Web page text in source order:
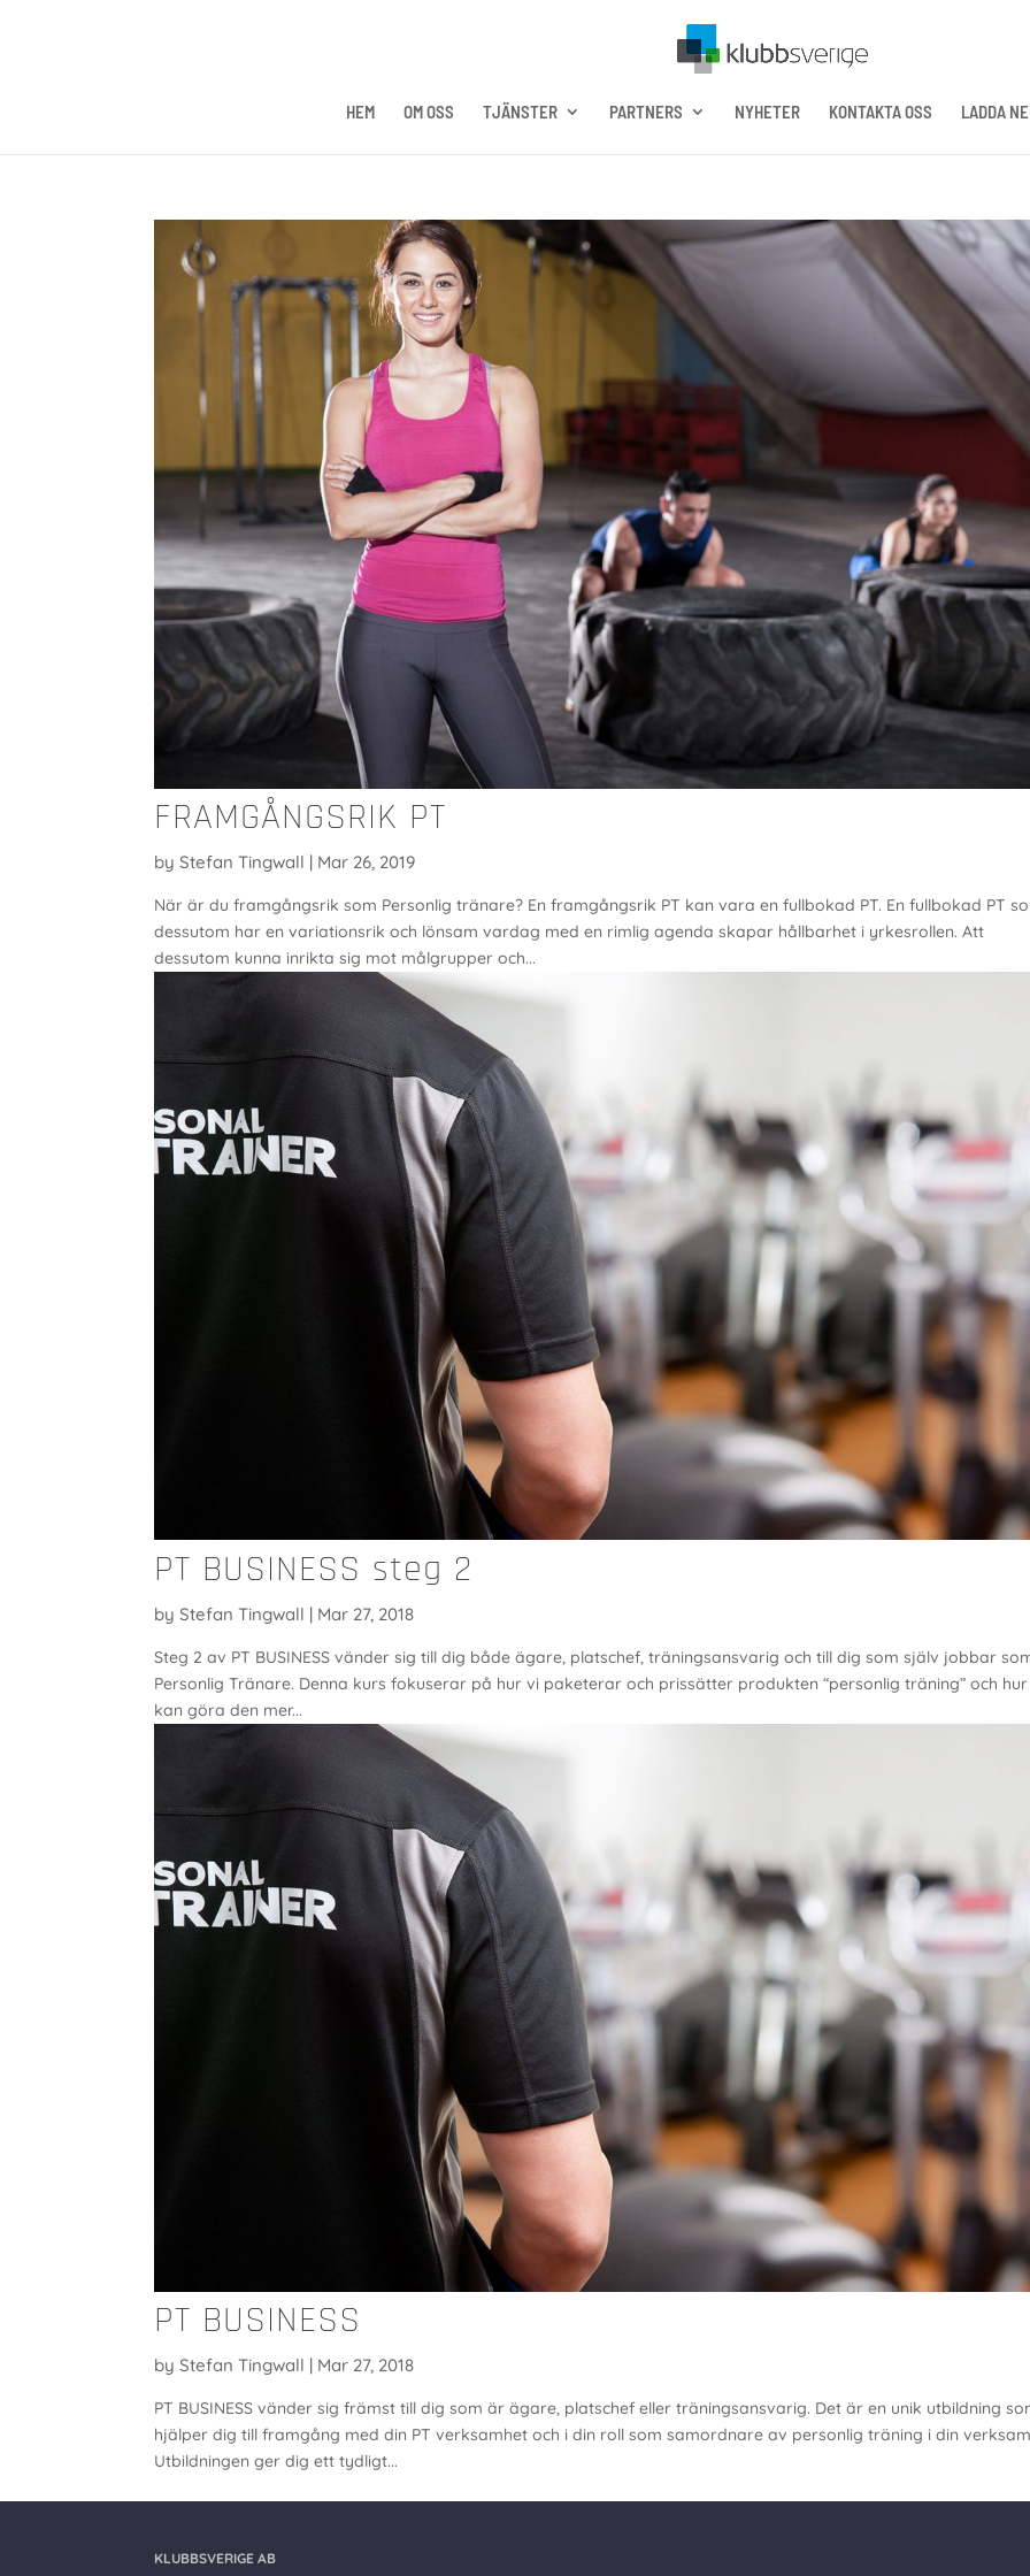
HEM OM OSS TJÄNSTER PARTNERS NYHETER KONTAKTA OSS LADDA
FRAMGÅNGSRIK PT
byStefan Tingwall | Mar 26, 2019
När är du framgångsrik som Personlig tränare? En framgångsrik PT kan vara en fullbokad PT. En fullbokad PT
dessutom har en variationsrik och lönsam vardag med en rimlig agenda skapar hållbarhet i yrkesrollen. Att
dessutom kunna inrikta sig mot målgrupper och...
PT BUSINESS steg 2
byStefan Tingwall | Mar 27, 2018
Steg 2 av PT BUSINESS vänder sig till dig både ägare, platschef, träningsansvarig och till dig som själv jobbar
Personlig Tränare. Denna kurs fokuserar på hur vi paketerar och prissätter produkten “personlig träning” och
kan göra den mer...
PT BUSINESS
byStefan Tingwall | Mar 27, 2018
PT BUSINESS vänder sig främst till dig som är ägare, platschef eller träningsansvarig. Det är en unik utbildning
hjälper dig till framgång med din PT verksamhet och i din roll som samordnare av personlig träning i din
Utbildningen ger dig ett tydligt...
KLUBBSVERIGE AB